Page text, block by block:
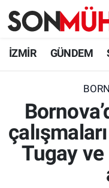
İZMİR GÜNDEM
Tugay
İzmir Nöbetçi
İzmir Namaz
İzmir Trafik
Süper Lig Puan